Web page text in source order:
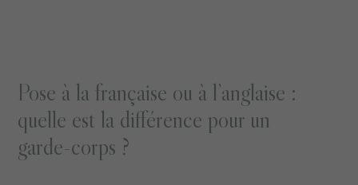
Pose à la française ou à l’anglaise :
quelle est la différence pour un
garde-corps ?